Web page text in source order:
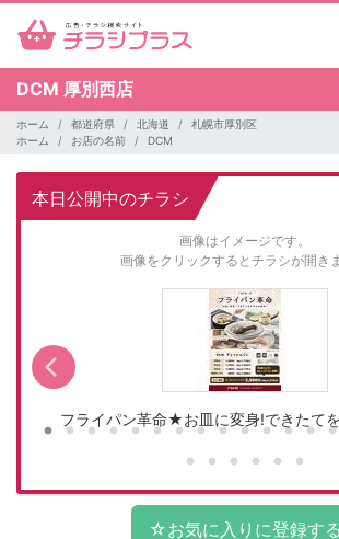
DCM 厚別西店
ホーム 都道府県 北海道
札幌市厚別区
ホーム
お店の名前 DCM
本日公開中のチラシ
画像はイメージです。
画像をクリックするとチラシが開きま
フライパン革命★お皿に変身!できたて